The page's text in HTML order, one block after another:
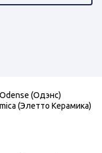
(Одэнс)
(Элетто Керамика)